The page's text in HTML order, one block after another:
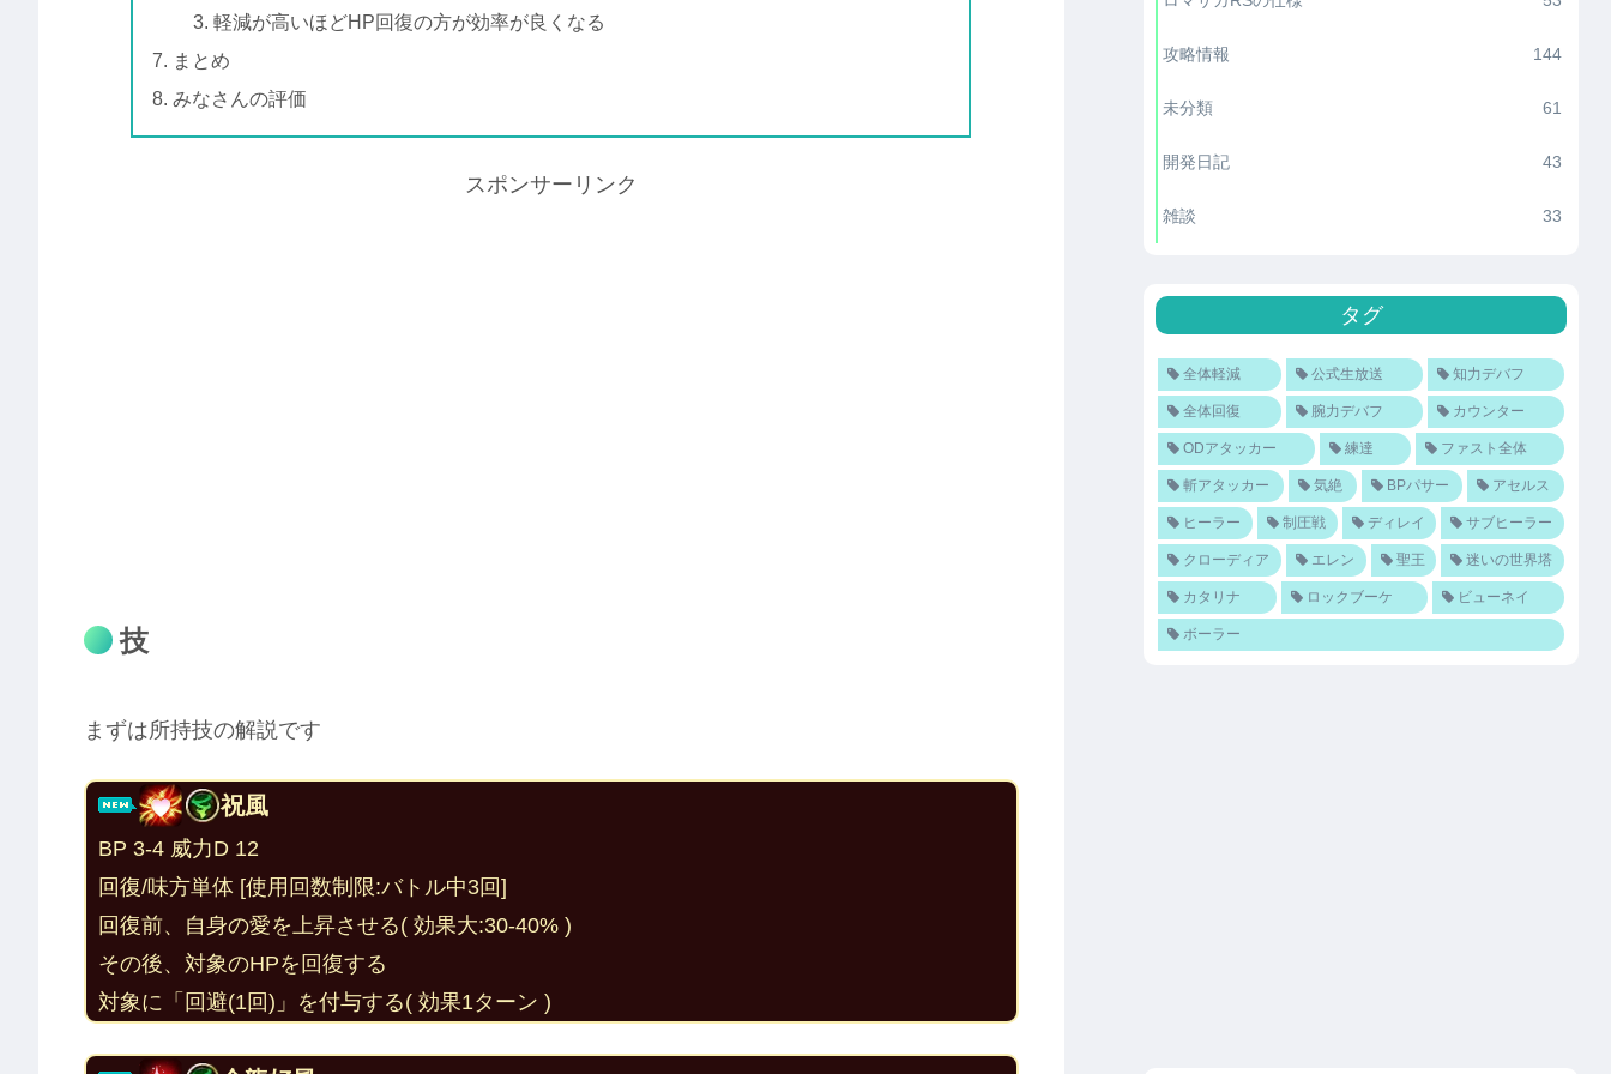
軽減が高いほどHP回復の方が効率が良くなる
まとめ
みなさんの評価
スポンサーリンク
技
まずは所持技の解説です
祝風
BP 3-4 威力D 12
回復/味方単体 [使用回数制限:バトル中3回]
回復前、自身の愛を上昇させる( 効果大:30-40% )
その後、対象のHPを回復する
対象に「 回避(1回) 」を付与する( 効果1ターン )
攻略情報 144
未分類 61
開発日記 43
雑談 33
タグ
全体軽減 公式生放送 知力デバフ
全体回復 腕力デバフ カウンター
ODアタッカー 練達 ファスト全体
斬アタッカー 気絶 BPパサー アセルス
ヒーラー 制圧戦 ディレイ サブヒーラー
クローディア エレン 聖王 迷いの世界塔
カタリナ ロックブーケ ビューネイ
ボーラー